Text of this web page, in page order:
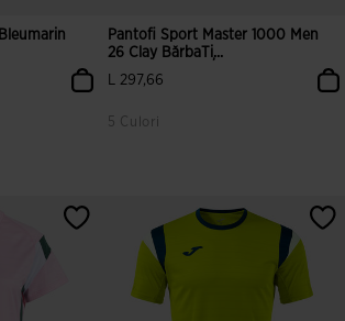
Pantofi Sport Master 1000 Men
26 Clay BărbaȚi...
L 297,66
5 Culori
4,2 din 5 evaluări ale clienților